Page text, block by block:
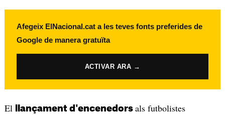
Afegeix ElNacional.cat a les teves fonts preferides de
Google de manera gratuïta
ACTIVAR ARA →
El llançament d'encenedors als futbolistes